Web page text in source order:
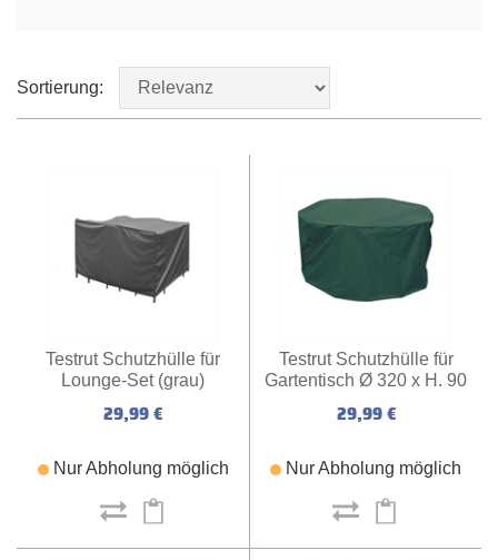
Sortierung:
Testrut Schutzhülle für
Lounge-Set (grau)
29,99 €
Nur Abholung möglich
Testrut Schutzhülle für
Gartentisch Ø 320 x H. 90
29,99 €
Nur Abholung möglich